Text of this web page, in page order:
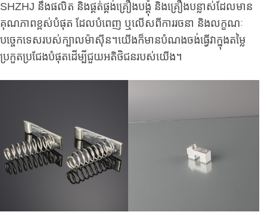
SHZHJ នឹងផលិត និងផ្គត់ផ្គង់គ្រឿងបង្គុំ និងគ្រឿងបន្លាស់ដែលមាន
គុណភាពខ្ពស់បំផុត ដែលបំពេញ ឬលើសពីការរចនា និងលក្ខណៈ
បច្ចេកទេសរបស់ក្បាលម៉ាស៊ីន។យើងក៏មានបំណងចង់ធ្វើវាក្នុងតម្លៃ
ប្រកួតប្រជែងបំផុតដើម្បីជួយអតិថិជនរបស់យើង។